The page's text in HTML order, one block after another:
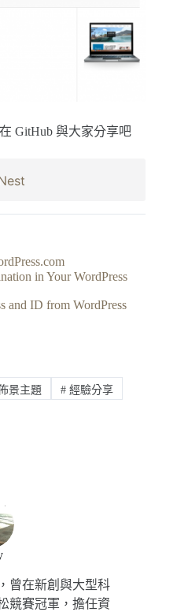
GitHub 與大家分享吧
in Your WordPress
and ID from WordPress
景主題 # 經驗分享
曾在新創與大型科
競賽冠軍，擔任資